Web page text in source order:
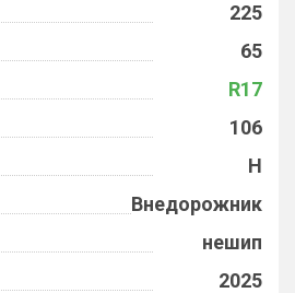
225
65
R17
106
H
Внедорожник
нешип
2025